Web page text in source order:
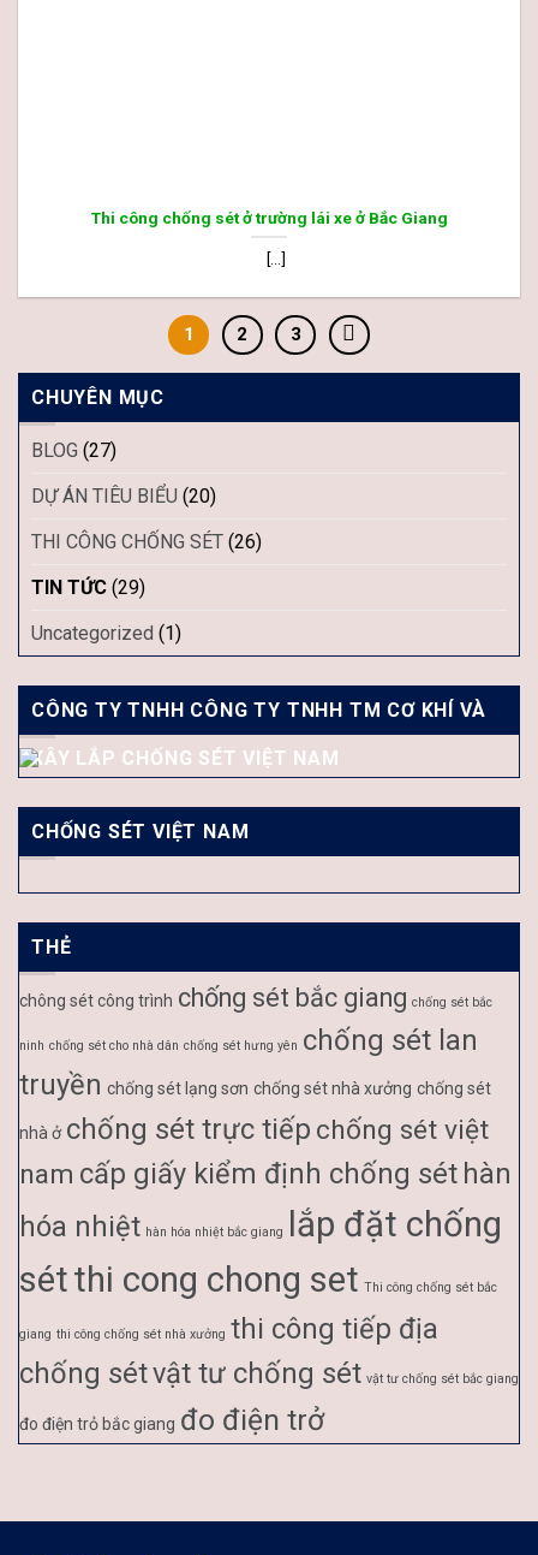
CHUYÊN MỤC
BLOG (27)
DỰ ÁN TIÊU BIỂU (20)
THI CÔNG CHỐNG SÉT (26)
TIN TỨC (29)
Uncategorized (1)
CÔNG TY TNHH CÔNG TY TNHH TM CƠ KHÍ VÀ
XÂY LẮP CHỐNG SÉT VIỆT NAM
CHỐNG SÉT VIỆT NAM
THẺ
chông sét công trình chống sét bắc giang chống sét bắc
ninh chống sét cho nhà dân chống sét hưng yên chống sét lan
truyền chống sét lạng sơn chống sét nhà xưởng chống sét
nhà ở chống sét trực tiếp chống sét việt
nam cấp giấy kiểm định chống sét hàn
hóa nhiệt hàn hóa nhiệt bắc giang lắp đặt chống
sétthi cong chong set Thi công chống sét bắc
giang thi công chống sét nhà xưởng thi công tiếp địa
chống sétvật tư chống sét vật tư chống sét bắc giang
đo điện trỏ bắc giang đo điện trở
Thi công chống sét ở trường lái xe ở Bắc Giang
[...]
1 2 3